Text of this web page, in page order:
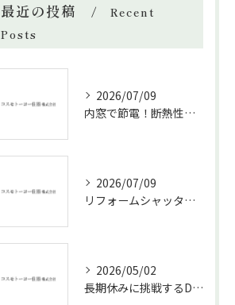
最近の投稿
Recent
Posts
2026/07/09
内窓で節電！断熱性能と補助金活用法
2026/07/09
リフォームシャッターで叶える台風対策の効果的方法
2026/05/02
長期休みに挑戦するDIYリフォームの極意